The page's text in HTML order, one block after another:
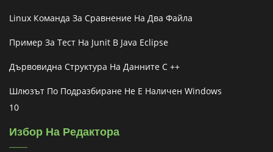
Linux Команда За Сравнение На Два Файла
Пример За Тест На Junit В Java Eclipse
Дървовидна Структура На Данните C ++
Шлюзът По Подразбиране Не Е Наличен Windows
10
Избор На Редактора